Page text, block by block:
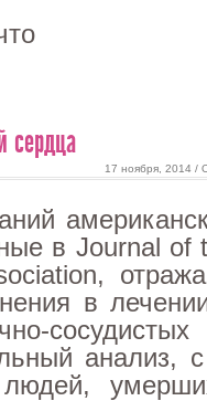
сердца
17 ноября, 2014 /
в Journal of
в
анализ,